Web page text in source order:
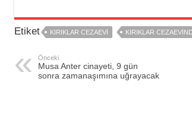
Etiket KIRIKLAR CEZAEVI KIRIKLAR
Önceki
Musa Anter cinayeti, 9 gün
sonra zamanaşımına uğrayacak